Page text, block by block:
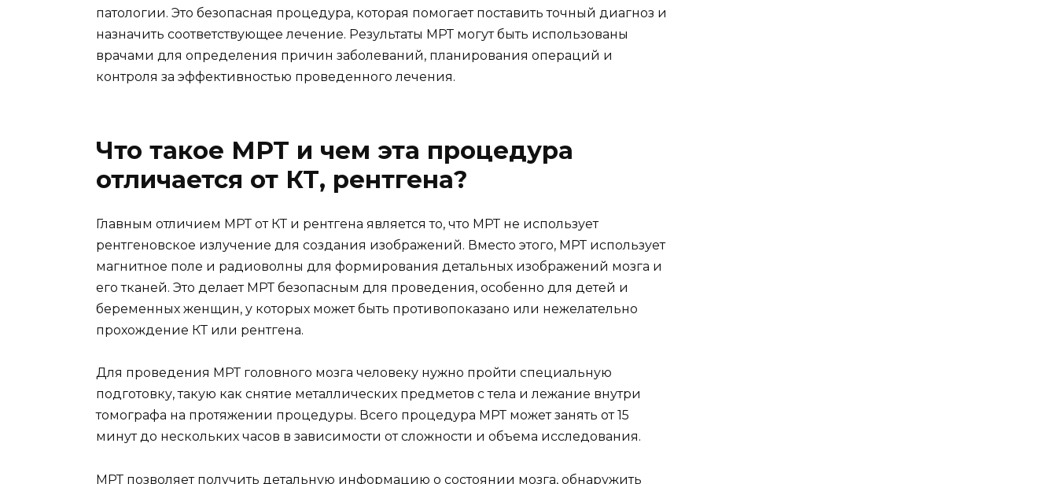
патологии. Это безопасная процедура, которая помогает поставить точный диагноз и
назначить соответствующее лечение. Результаты МРТ могут быть использованы
врачами для определения причин заболеваний, планирования операций и
контроля за эффективностью проведенного лечения.
Что такое МРТ и чем эта процедура
отличается от КТ, рентгена?
Главным отличием МРТ от КТ и рентгена является то, что МРТ не использует
рентгеновское излучение для создания изображений. Вместо этого, МРТ использует
магнитное поле и радиоволны для формирования детальных изображений мозга и
его тканей. Это делает МРТ безопасным для проведения, особенно для детей и
беременных женщин, у которых может быть противопоказано или нежелательно
прохождение КТ или рентгена.
Для проведения МРТ головного мозга человеку нужно пройти специальную
подготовку, такую как снятие металлических предметов с тела и лежание внутри
томографа на протяжении процедуры. Всего процедура МРТ может занять от 15
минут до нескольких часов в зависимости от сложности и объема исследования.
МРТ позволяет получить детальную информацию о состоянии мозга, обнаружить